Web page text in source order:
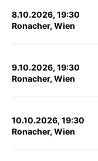
8.10.2026, 19:30
Ronacher, Wien
9.10.2026, 19:30
Ronacher, Wien
10.10.2026, 19:30
Ronacher, Wien